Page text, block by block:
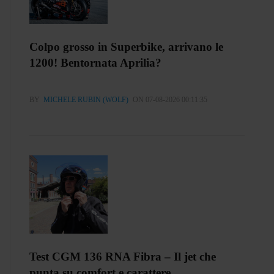
Colpo grosso in Superbike, arrivano le
1200! Bentornata Aprilia?
BY MICHELE RUBIN (WOLF) ON 07-08-2026 00:11:35
Test CGM 136 RNA Fibra – Il jet che